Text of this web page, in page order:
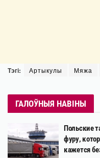
Тэгі: Артыкулы Мяжа
ГАЛОЎНЫЯ НАВІНЫ
Польские
фуру,
кажется